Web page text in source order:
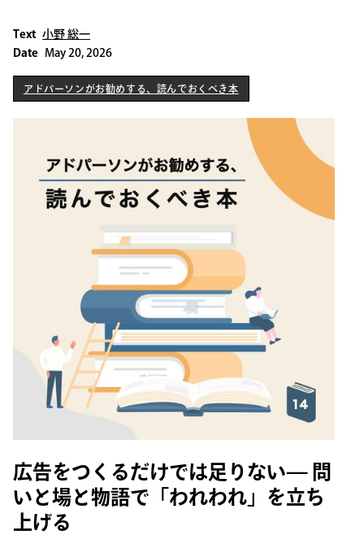
Text 小野 総一
Date
May 20, 2026
アドパーソンがお勧めする、読んでおくべき本
アドパーソンがお勧めする、読んでおくべき本
広告をつくるだけでは足りない— 問
いと場と物語で「われわれ」を立ち
上げる